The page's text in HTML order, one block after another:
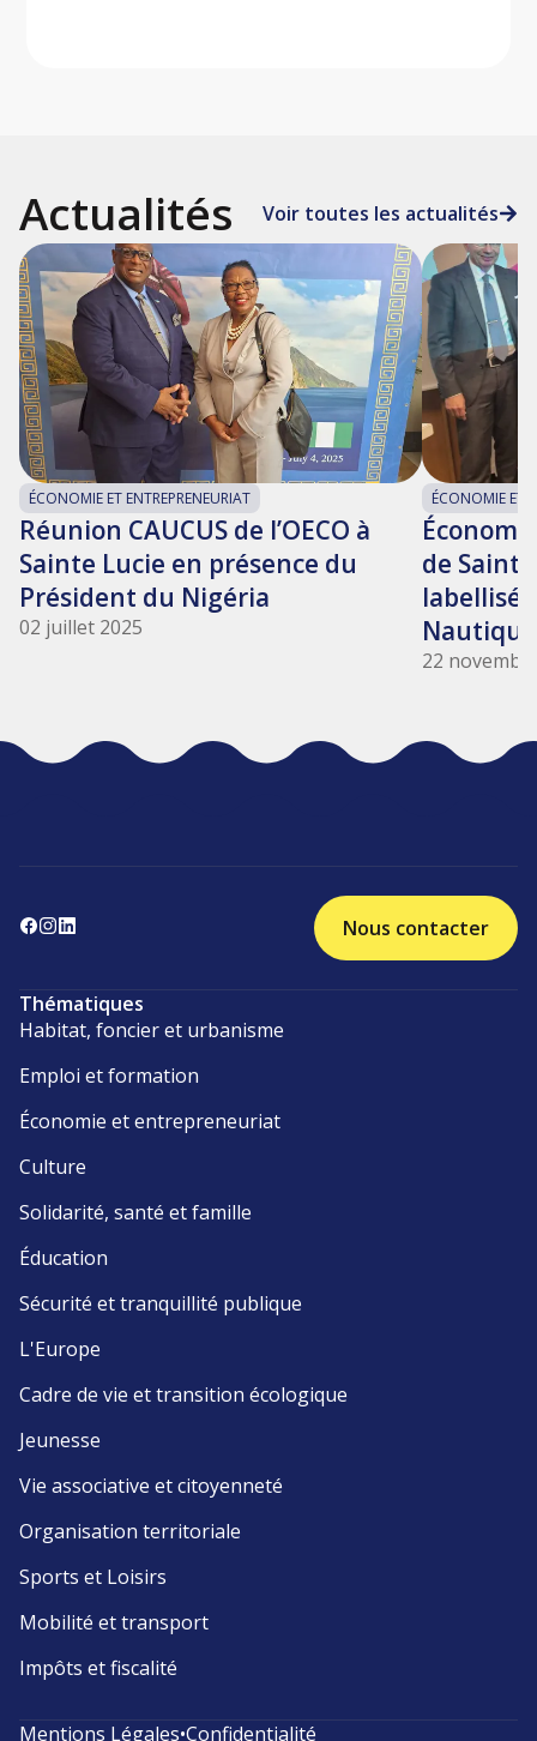
Actualités Voir toutes les actualités
ÉCONOMIE ET ENTREPRENEURIAT
Réunion CAUCUS de l’OECO à
Sainte Lucie en présence du
Président du Nigéria
02 juillet 2025
ÉCONOMIE ET
de
Nautique
22
Nous contacter
Thématiques
Habitat, foncier et urbanisme
Emploi et formation
Économie et entrepreneuriat
Culture
Solidarité, santé et famille
Éducation
Sécurité et tranquillité publique
L'Europe
Cadre de vie et transition écologique
Jeunesse
Vie associative et citoyenneté
Organisation territoriale
Sports et Loisirs
Mobilité et transport
Impôts et fiscalité
Mentions Légales•Confidentialité